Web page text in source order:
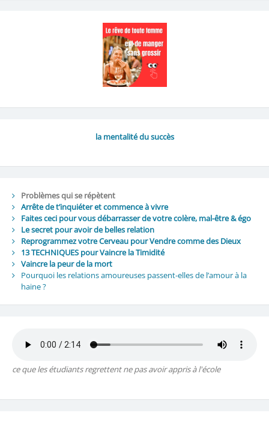
la mentalité du succès
Problèmes qui se répètent
Arrête de t’inquiéter et commence à vivre
Faites ceci pour vous débarrasser de votre colère, mal-être & égo
Le secret pour avoir de belles relation
Reprogrammez votre Cerveau pour Vendre comme des Dieux
13 TECHNIQUES pour Vaincre la Timidité
Vaincre la peur de la mort
Pourquoi les relations amoureuses passent-elles de l’amour à la
haine ?
ce que les étudiants regrettent ne pas avoir appris à l'école